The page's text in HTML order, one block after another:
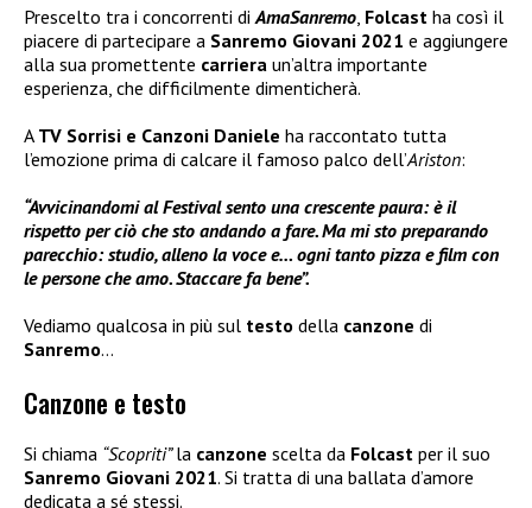
Prescelto tra i concorrenti di AmaSanremo Folcast ha così il
piacere di partecipare a Sanremo Giovani 2021 e aggiungere
alla sua promettente carriera un’altra importante
esperienza, che difficilmente dimenticherà.
A TV Sorrisi e Canzoni Daniele ha raccontato tutta
l’emozione prima di calcare il famoso palco dell’Ariston:
“Avvicinandomi al Festival sento una crescente paura: è il
rispetto per ciò che sto andando a fare. Ma mi sto preparando
parecchio: studio, alleno la voce e… ogni tanto pizza e film con
le persone che amo. Staccare fa bene”.
Vediamo qualcosa in più sul testo della canzone di
Sanremo…
Canzone e testo
Si chiama “Scopriti”la canzone scelta da Folcast per il suo
Sanremo Giovani 2021. Si tratta di una ballata d’amore
dedicata a sé stessi.